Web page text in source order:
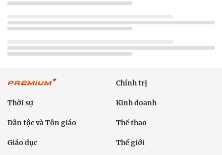
Chính trị
Thời sự Kinh doanh
Dân tộc và Tôn giáo Thể thao
Giáo dục Thế giới